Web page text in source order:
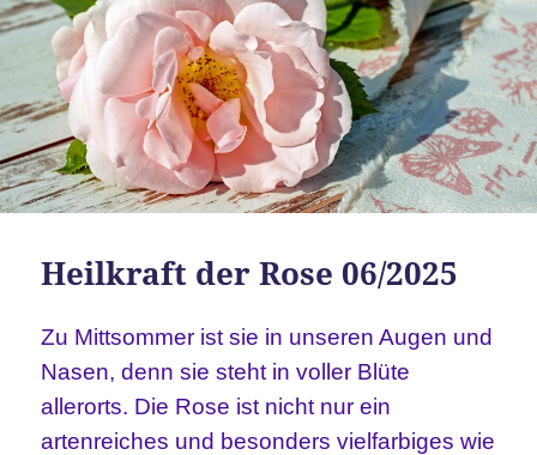
Heilkraft der Rose 06/2025
Zu Mittsommer ist sie in unseren Augen und
Nasen, denn sie steht in voller Blüte
allerorts. Die Rose ist nicht nur ein
artenreiches und besonders vielfarbiges wie